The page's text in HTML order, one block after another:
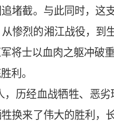
堵截。与此同时，这
惨烈的湘江战役，到
将士以血肉之躯冲破
利。
历经血战牺牲、恶
换来了伟大的胜利，